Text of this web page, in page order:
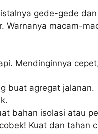
gede-gede
Warnanya macam-
Mendinginnya
buat agregat jalanan.
bahan isolasi atau
Kuat dan tahan